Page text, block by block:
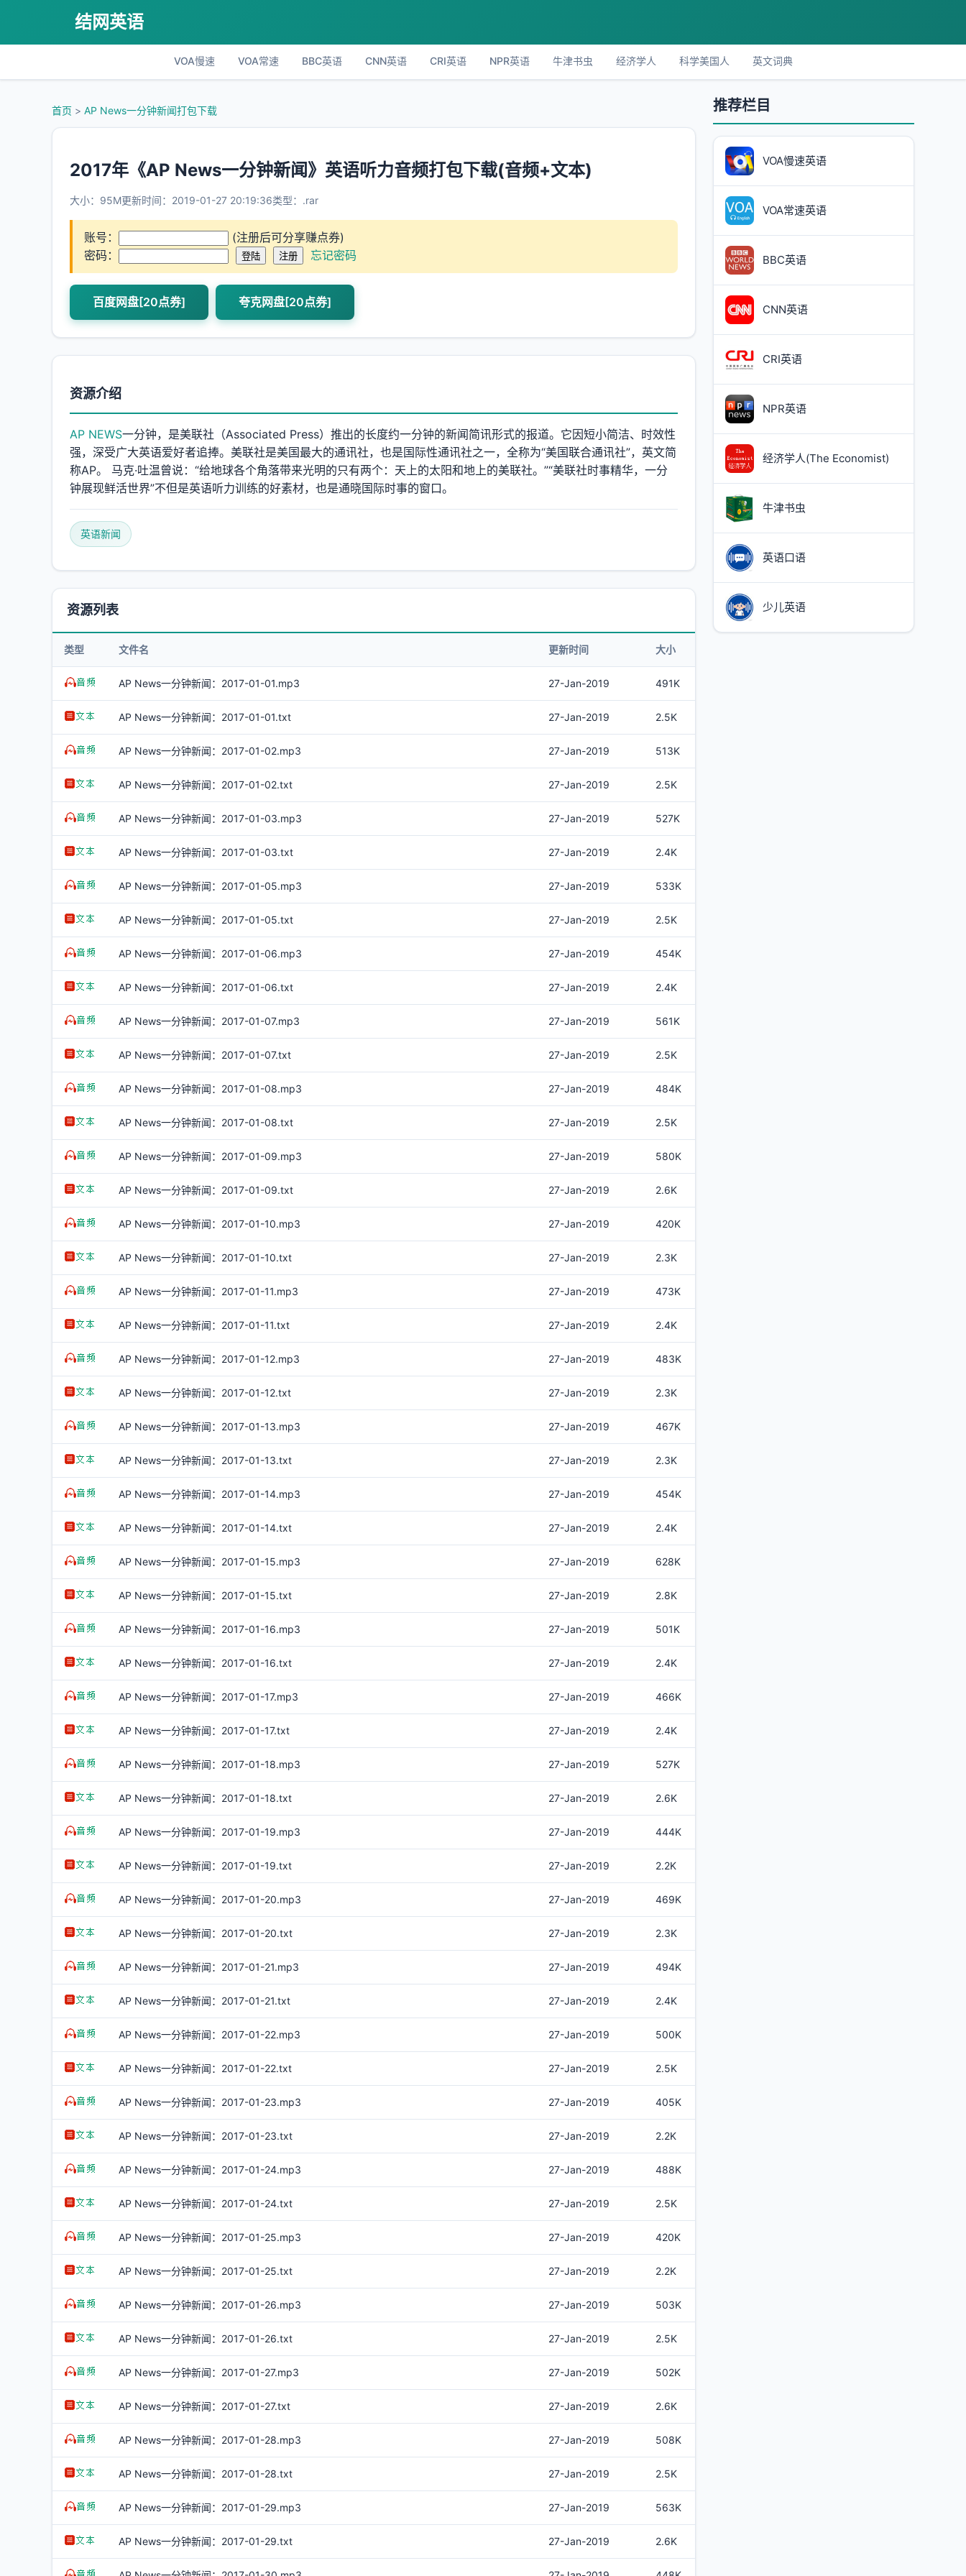
结网英语
VOA慢速 VOA常速 BBC英语 CNN英语 CRI英语 NPR英语 牛津书虫 经济学人 科学美国人 英文词典
首页 > AP News一分钟新闻打包下载
2017年《AP News一分钟新闻》英语听力音频打包下载(音频+文本)
大小：95M更新时间：2019-01-27 20:19:36类型：.rar
账号：
(注册后可分享赚点券)
密码：
忘记密码
百度网盘[20点券] 夸克网盘[20点券]
资源介绍
AP NEWS一分钟，是美联社（Associated Press）推出的长度约一分钟的新闻简讯形式的报道。它因短小简洁、时效性
强，深受广大英语爱好者追捧。美联社是美国最大的通讯社，也是国际性通讯社之一，全称为“美国联合通讯社”，英文简
称AP。 马克·吐温曾说：“给地球各个角落带来光明的只有两个：天上的太阳和地上的美联社。”“美联社时事精华，一分
钟展现鲜活世界”不但是英语听力训练的好素材，也是通晓国际时事的窗口。
英语新闻
资源列表
类型 文件名 更新时间 大小
AP News一分钟新闻：2017-01-01.mp3 27-Jan-2019 491K
AP News一分钟新闻：2017-01-01.txt 27-Jan-2019 2.5K
AP News一分钟新闻：2017-01-02.mp3 27-Jan-2019 513K
AP News一分钟新闻：2017-01-02.txt 27-Jan-2019 2.5K
AP News一分钟新闻：2017-01-03.mp3 27-Jan-2019 527K
AP News一分钟新闻：2017-01-03.txt 27-Jan-2019 2.4K
AP News一分钟新闻：2017-01-05.mp3 27-Jan-2019 533K
AP News一分钟新闻：2017-01-05.txt 27-Jan-2019 2.5K
AP News一分钟新闻：2017-01-06.mp3 27-Jan-2019 454K
AP News一分钟新闻：2017-01-06.txt 27-Jan-2019 2.4K
AP News一分钟新闻：2017-01-07.mp3 27-Jan-2019 561K
AP News一分钟新闻：2017-01-07.txt 27-Jan-2019 2.5K
AP News一分钟新闻：2017-01-08.mp3 27-Jan-2019 484K
AP News一分钟新闻：2017-01-08.txt 27-Jan-2019 2.5K
AP News一分钟新闻：2017-01-09.mp3 27-Jan-2019 580K
AP News一分钟新闻：2017-01-09.txt 27-Jan-2019 2.6K
AP News一分钟新闻：2017-01-10.mp3 27-Jan-2019 420K
AP News一分钟新闻：2017-01-10.txt 27-Jan-2019 2.3K
AP News一分钟新闻：2017-01-11.mp3 27-Jan-2019 473K
AP News一分钟新闻：2017-01-11.txt 27-Jan-2019 2.4K
AP News一分钟新闻：2017-01-12.mp3 27-Jan-2019 483K
AP News一分钟新闻：2017-01-12.txt 27-Jan-2019 2.3K
AP News一分钟新闻：2017-01-13.mp3 27-Jan-2019 467K
AP News一分钟新闻：2017-01-13.txt 27-Jan-2019 2.3K
AP News一分钟新闻：2017-01-14.mp3 27-Jan-2019 454K
AP News一分钟新闻：2017-01-14.txt 27-Jan-2019 2.4K
AP News一分钟新闻：2017-01-15.mp3 27-Jan-2019 628K
AP News一分钟新闻：2017-01-15.txt 27-Jan-2019 2.8K
AP News一分钟新闻：2017-01-16.mp3 27-Jan-2019 501K
AP News一分钟新闻：2017-01-16.txt 27-Jan-2019 2.4K
AP News一分钟新闻：2017-01-17.mp3 27-Jan-2019 466K
AP News一分钟新闻：2017-01-17.txt 27-Jan-2019 2.4K
AP News一分钟新闻：2017-01-18.mp3 27-Jan-2019 527K
AP News一分钟新闻：2017-01-18.txt 27-Jan-2019 2.6K
AP News一分钟新闻：2017-01-19.mp3 27-Jan-2019 444K
AP News一分钟新闻：2017-01-19.txt 27-Jan-2019 2.2K
AP News一分钟新闻：2017-01-20.mp3 27-Jan-2019 469K
AP News一分钟新闻：2017-01-20.txt 27-Jan-2019 2.3K
AP News一分钟新闻：2017-01-21.mp3 27-Jan-2019 494K
AP News一分钟新闻：2017-01-21.txt 27-Jan-2019 2.4K
AP News一分钟新闻：2017-01-22.mp3 27-Jan-2019 500K
AP News一分钟新闻：2017-01-22.txt 27-Jan-2019 2.5K
AP News一分钟新闻：2017-01-23.mp3 27-Jan-2019 405K
AP News一分钟新闻：2017-01-23.txt 27-Jan-2019 2.2K
AP News一分钟新闻：2017-01-24.mp3 27-Jan-2019 488K
AP News一分钟新闻：2017-01-24.txt 27-Jan-2019 2.5K
AP News一分钟新闻：2017-01-25.mp3 27-Jan-2019 420K
AP News一分钟新闻：2017-01-25.txt 27-Jan-2019 2.2K
AP News一分钟新闻：2017-01-26.mp3 27-Jan-2019 503K
AP News一分钟新闻：2017-01-26.txt 27-Jan-2019 2.5K
AP News一分钟新闻：2017-01-27.mp3 27-Jan-2019 502K
AP News一分钟新闻：2017-01-27.txt 27-Jan-2019 2.6K
AP News一分钟新闻：2017-01-28.mp3 27-Jan-2019 508K
AP News一分钟新闻：2017-01-28.txt 27-Jan-2019 2.5K
AP News一分钟新闻：2017-01-29.mp3 27-Jan-2019 563K
AP News一分钟新闻：2017-01-29.txt 27-Jan-2019 2.6K
推荐栏目
VOA慢速英语
VOA常速英语
BBC英语
CNN英语
CRI英语
NPR英语
经济学人(The Economist)
牛津书虫
英语口语
少儿英语